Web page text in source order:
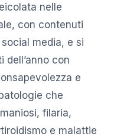
nelle
con contenuti
media, e si
dell’anno con
e
che
filaria,
e malattie